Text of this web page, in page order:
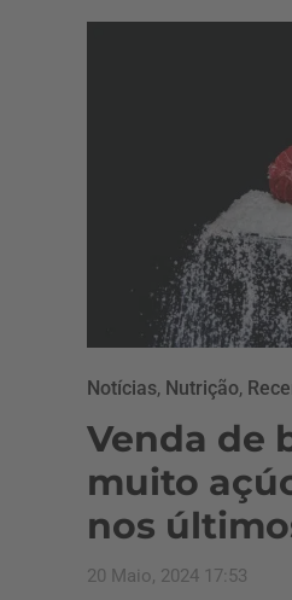
Notícias, Nutrição,
Venda de
muito
nos
20 Maio, 2024 17:53